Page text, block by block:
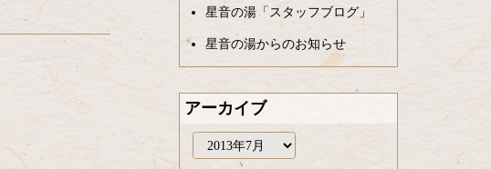
星音の湯「スタッフブログ」
星音の湯からのお知らせ
アーカイブ
ー